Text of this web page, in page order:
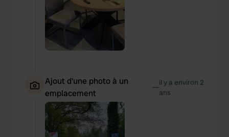
Ajout d'une photo à un
emplacement
—il y a environ 2
ans